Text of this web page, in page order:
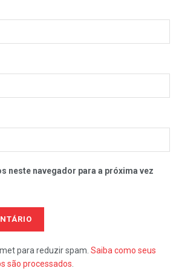
neste navegador para a próxima vez
para reduzir spam. Saiba como seus
são processados